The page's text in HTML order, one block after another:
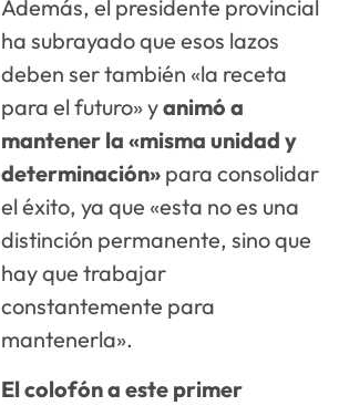
Además, el presidente provincial
ha subrayado que esos lazos
deben ser también «la receta
para el futuro» yanimó a
mantener la «misma unidad y
determinación» para consolidar
el éxito, ya que «esta no es una
distinción permanente, sino que
hay que trabajar
constantemente para
mantenerla».
El colofón a este primer